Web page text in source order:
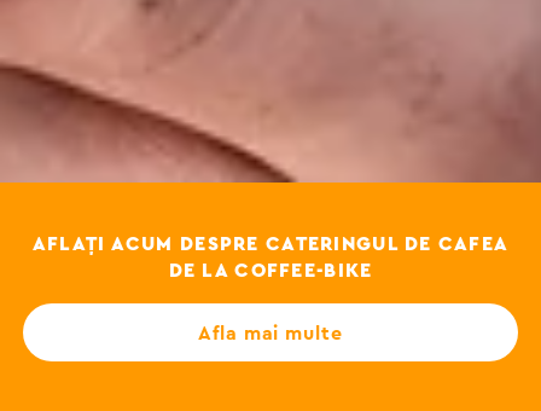
AFLAȚI ACUM DESPRE CATERINGUL DE CAFEA
DE LA COFFEE-BIKE
Afla mai multe